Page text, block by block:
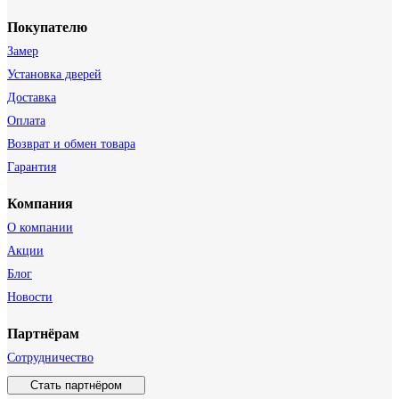
Покупателю
Замер
Установка дверей
Доставка
Оплата
Возврат и обмен товара
Гарантия
Компания
О компании
Акции
Блог
Новости
Партнёрам
Сотрудничество
Стать партнёром